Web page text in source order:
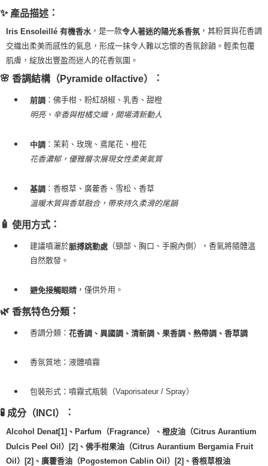
全家純取貨 (先付款
每筆NT$80，滿NT$999(含以上)免運費
7-11取貨付款
每筆NT$100，滿NT$999(含以上)免運費
每筆NT$250，滿NT$3,000(含以上)免運費
付款後門市自取
免運費
✨ 產品描述 ：
Iris Ensoleillé 有機香水 ，是一款令人著迷的陽光系香氛 ，其粉質與花香調
交織出柔美而感性的氣息，形成一抹令人難以忘懷的香氛餘韻。輕柔包覆
肌膚，綻放出豐盈而迷人的花香氛圍。
🌸 香調結構（Pyramide olfactive） ：
前調 ：佛手柑、粉紅胡椒、乳香、甜橙
明亮、辛香與柑橘交織，開場清新動人
中調 ：茉莉、玫瑰、鳶尾花、橙花
花香濃郁，優雅層次展現女性柔美氣質
基調 ：香根草、廣藿香、雪松、香草
溫暖木質與香草融合，帶來持久柔滑的尾韻
🧴 使用方式 ：
建議噴灑於脈搏跳動處 （頸部、胸口、手腕內側），香氣將隨體溫
自然散發。
避免接觸眼睛 ，僅供外用。
🌿 香氛特色分類 ：
香調分類： 花香調、異國調、清新調、果香調、熱帶調、香草調
香氛質地：液體噴霧
包裝形式：噴霧式瓶裝（Vaporisateur / Spray）
🧪 成分（INCI） ：
Alcohol Denat[1]、Parfum（Fragrance）、橙皮油（Citrus Aurantium
Dulcis Peel Oil）[2]、佛手柑果油（Citrus Aurantium Bergamia Fruit
Oil）[2]、廣藿香油（Pogostemon Cablin Oil）[2]、香根草根油